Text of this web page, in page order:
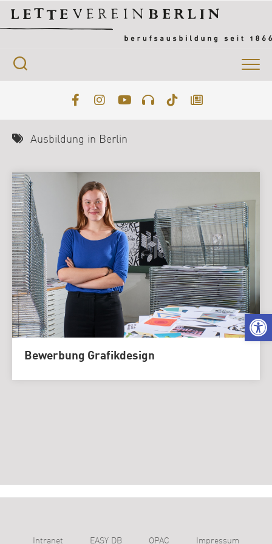
content
Ausbildung in Berlin
Bewerbung Grafikdesign
Intranet EASY DB OPAC Impressum